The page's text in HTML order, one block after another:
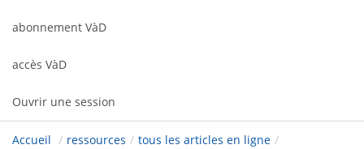
abonnement VàD
accès VàD
Ouvrir une session
Accueil / ressources / tous les articles en ligne /